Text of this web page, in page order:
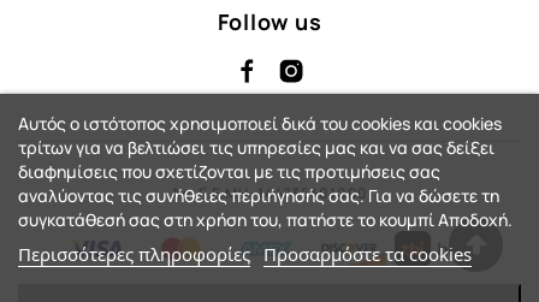
Follow us
Αρ. Γ.Ε.ΜΗ: 144735401000
Αυτός ο ιστότοπος χρησιμοποιεί δικά του cookies και cookies
τρίτων για να βελτιώσει τις υπηρεσίες μας και να σας δείξει
διαφημίσεις που σχετίζονται με τις προτιμήσεις σας
αναλύοντας τις συνήθειες περιήγησής σας. Για να δώσετε τη
συγκατάθεσή σας στη χρήση του, πατήστε το κουμπί Αποδοχή.
Περισσότερες πληροφορίες Προσαρμόστε τα cookies